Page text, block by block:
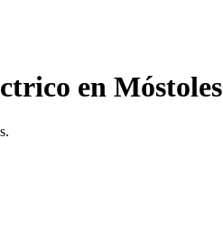
en Móstoles